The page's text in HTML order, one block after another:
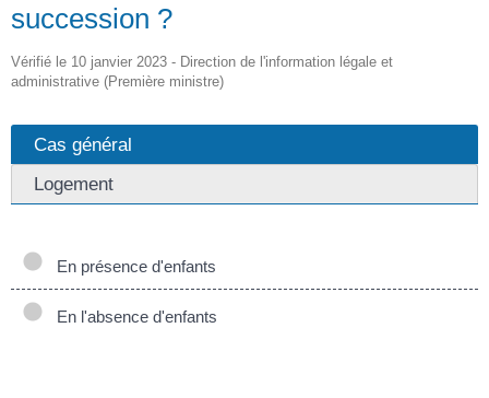
succession ?
Vérifié le 10 janvier 2023 - Direction de l'information légale et
administrative (Première ministre)
Cas général
Logement
En présence d'enfants
En l'absence d'enfants